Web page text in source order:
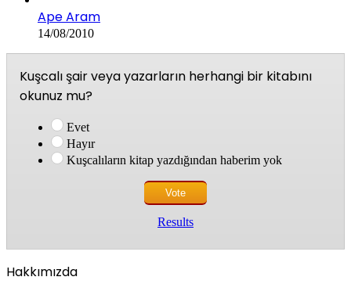
Ape Aram
14/08/2010
Kuşcalı şair veya yazarların herhangi bir kitabını
okunuz mu?
Evet
Hayır
Kuşcalıların kitap yazdığından haberim yok
Results
Hakkımızda